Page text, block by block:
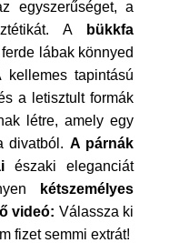
egyszerűséget, a
A
bükkfa
lábak könnyed
kellemes tapintású
a letisztult formák
létre, amely egy
divatból. A párnák
északi eleganciát
kétszemélyes
videó: Válassza ki
fizet semmi extrát!